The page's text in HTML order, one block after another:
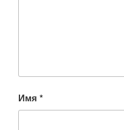
Имя *